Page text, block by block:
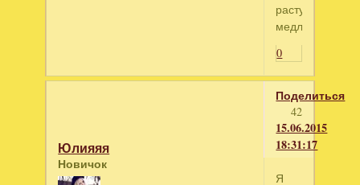
растут
медленнее?
0
Поделиться
42
15.06.2015
18:31:17
Юлияяя
Новичок
Я